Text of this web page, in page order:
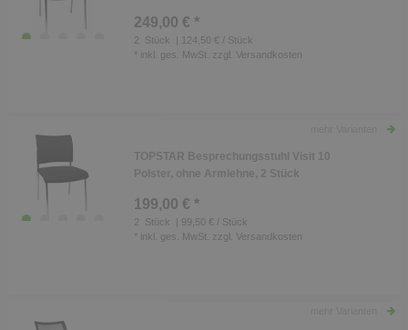
249,00 € *
2 Stück
| 124,50 € / Stück
* inkl. ges. MwSt. zzgl. Versandkosten
TOPSTAR Besprechungsstuhl Visit 10
Polster, ohne Armlehne, 2 Stück
199,00 € *
2 Stück
| 99,50 € / Stück
* inkl. ges. MwSt. zzgl. Versandkosten